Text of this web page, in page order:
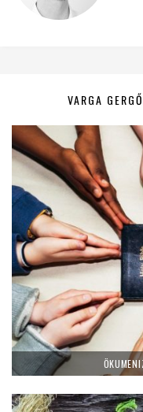
VARGA